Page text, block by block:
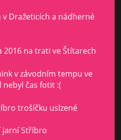
v Dražeticích a nádherné
2016 na trati ve Štítarech
v závodním tempu ve
čas fotit :(
trošíčku uslzené
jarní Stříbro